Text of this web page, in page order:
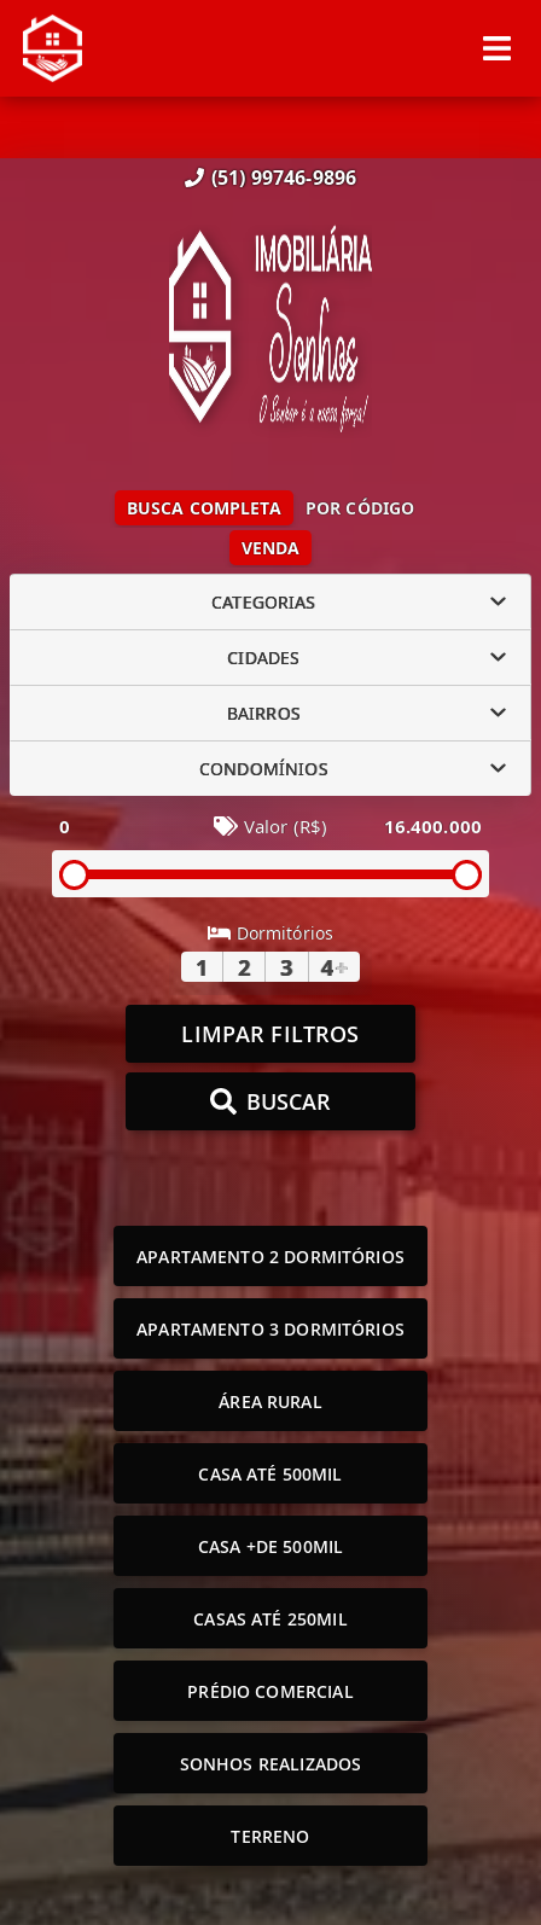
(51) 99746-9896
VENDA
BUSCA COMPLETA POR CÓDIGO
CATEGORIAS
CIDADES
BAIRROS
CONDOMÍNIOS
0 Valor (R$) 16.400.000
Dormitórios
1 2 3 4+
LIMPAR FILTROS
BUSCAR
APARTAMENTO 2 DORMITÓRIOS
APARTAMENTO 3 DORMITÓRIOS
ÁREA RURAL
CASA ATÉ 500MIL
CASA +DE 500MIL
CASAS ATÉ 250MIL
PRÉDIO COMERCIAL
SONHOS REALIZADOS
TERRENO